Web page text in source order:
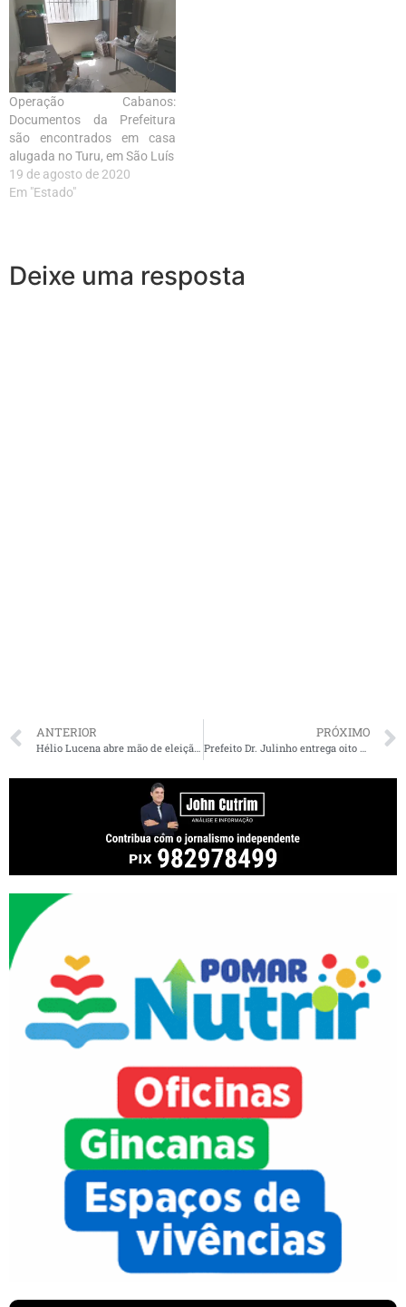
Operação Cabanos:
Documentos da Prefeitura
são encontrados em casa
alugada no Turu, em São Luís
19 de agosto de 2020
Em "Estado"
Deixe uma resposta
ANTERIOR PRÓXIMO